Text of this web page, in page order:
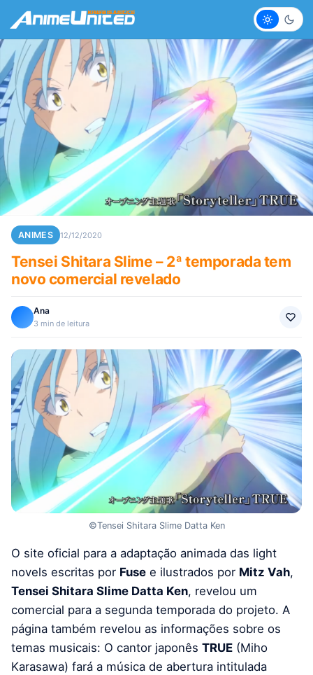
Claro
ANIMES 12/12/2020
Tensei Shitara Slime – 2ª temporada tem
novo comercial revelado
Ana
3 min de leitura
©Tensei Shitara Slime Datta Ken
O site oficial para a adaptação animada das light
novels escritas por Fuse e ilustrados por Mitz Vah,
Tensei Shitara Slime Datta Ken, revelou um
comercial para a segunda temporada do projeto. A
página também revelou as informações sobre os
temas musicais: O cantor japonês TRUE (Miho
Karasawa) fará a música de abertura intitulada